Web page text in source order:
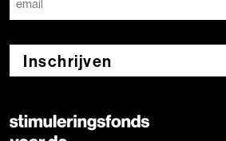
Inschrijven